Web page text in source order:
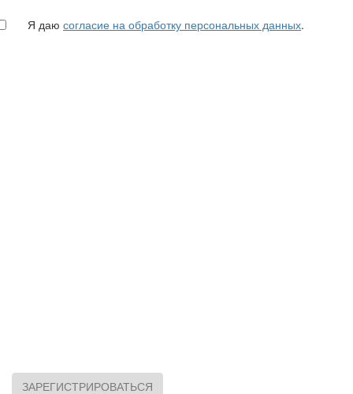
Я даю согласие на обработку персональных данных.
ЗАРЕГИСТРИРОВАТЬСЯ